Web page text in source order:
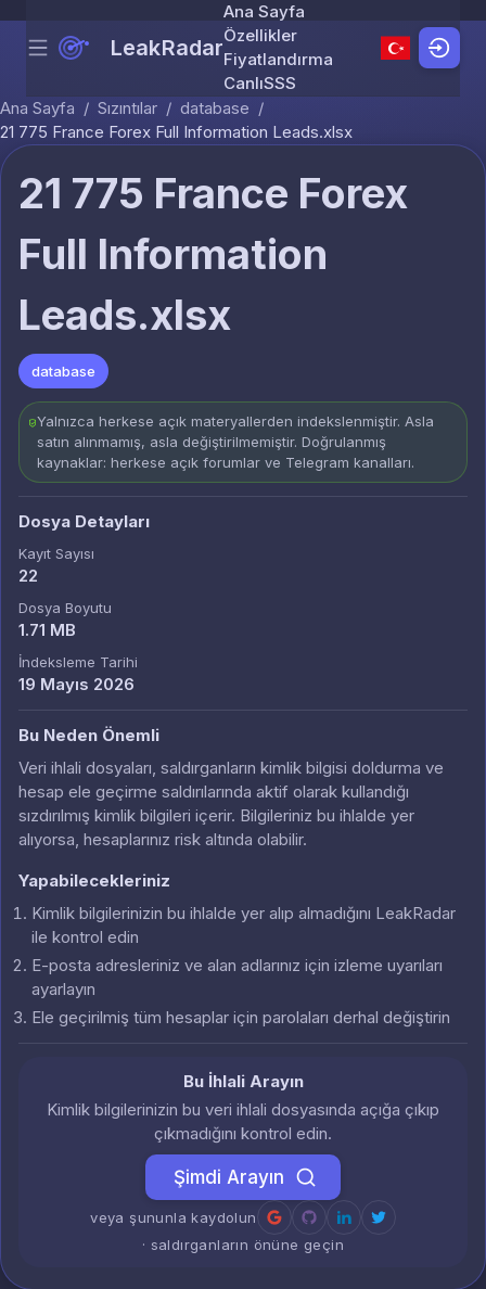
Skip to content
Menu LeakRadar
Ana Sayfa
Özellikler
Fiyatlandırma
CanlıSSS
Ana Sayfa / Sızıntılar / database /
21 775 France Forex Full Information Leads.xlsx
21 775 France Forex
Full Information
Leads.xlsx
database
Yalnızca herkese açık materyallerden indekslenmiştir. Asla
satın alınmamış, asla değiştirilmemiştir. Doğrulanmış
kaynaklar: herkese açık forumlar ve Telegram kanalları.
Dosya Detayları
Kayıt Sayısı
22
Dosya Boyutu
1.71 MB
İndeksleme Tarihi
19 Mayıs 2026
Bu Neden Önemli
Veri ihlali dosyaları, saldırganların kimlik bilgisi doldurma ve
hesap ele geçirme saldırılarında aktif olarak kullandığı
sızdırılmış kimlik bilgileri içerir. Bilgileriniz bu ihlalde yer
alıyorsa, hesaplarınız risk altında olabilir.
Yapabilecekleriniz
Kimlik bilgilerinizin bu ihlalde yer alıp almadığını LeakRadar
ile kontrol edin
E-posta adresleriniz ve alan adlarınız için izleme uyarıları
ayarlayın
Ele geçirilmiş tüm hesaplar için parolaları derhal değiştirin
Bu İhlali Arayın
Kimlik bilgilerinizin bu veri ihlali dosyasında açığa çıkıp
çıkmadığını kontrol edin.
Şimdi Arayın
veya şununla kaydolun
· saldırganların önüne geçin